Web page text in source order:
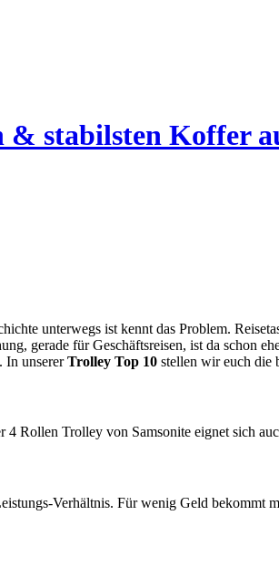
& stabilsten Koffer
unterwegs ist kennt das Problem.
gerade für Geschäftsreisen, ist da schon
In unsererTrolley Top 10 stellen wir euch die
Rollen Trolley von Samsonite eignet sich
Verhältnis. Für wenig Geld bekommt